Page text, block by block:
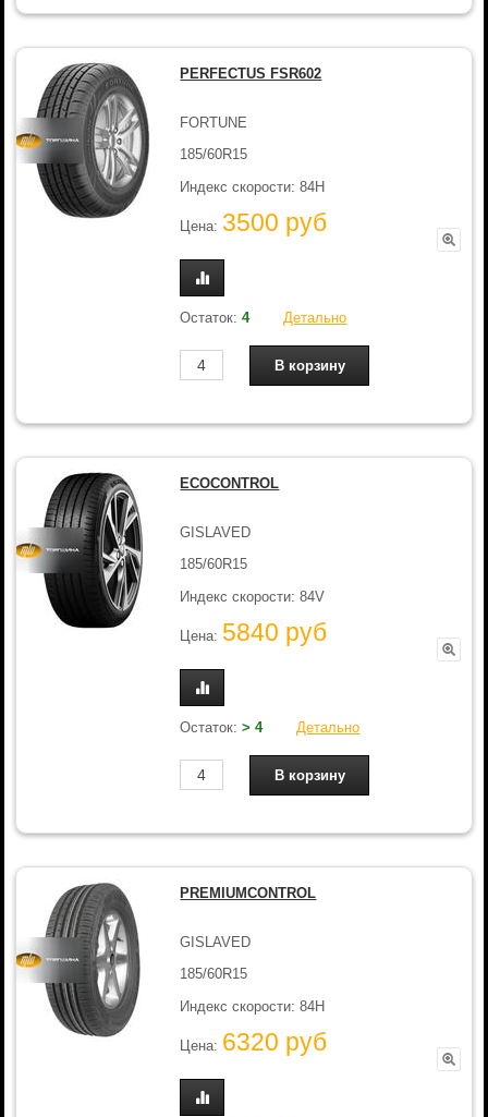
PERFECTUS FSR602
FORTUNE
185/60R15
Индекс скорости: 84H
Цена: 3500 руб
Остаток:4 Детально
ECOCONTROL
GISLAVED
185/60R15
Индекс скорости: 84V
Цена: 5840 руб
Остаток:> 4 Детально
PREMIUMCONTROL
GISLAVED
185/60R15
Индекс скорости: 84H
Цена: 6320 руб